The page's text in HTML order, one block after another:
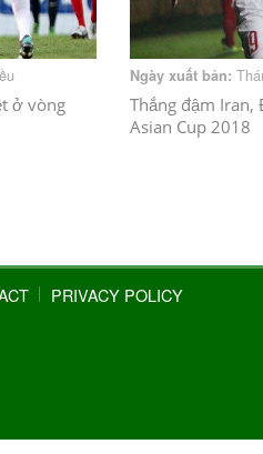
ở vòng
Ngày xuất bản:
Thắng đậm Iran,
Asian Cup 2018
PRIVACY POLICY